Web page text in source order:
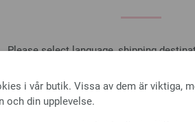
Please select language, shipping
i vår butik. Vissa av dem är viktiga,
och din upplevelse.
LANA
tjocklek